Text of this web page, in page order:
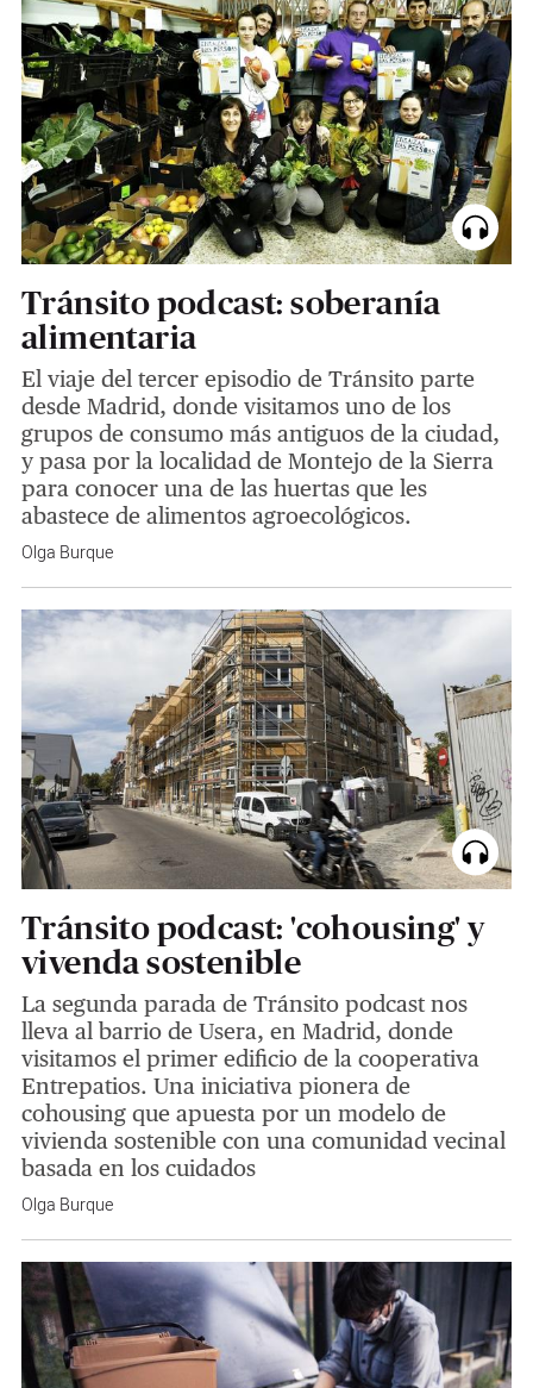
Tránsito podcast: soberanía
alimentaria
El viaje del tercer episodio de Tránsito parte
desde Madrid, donde visitamos uno de los
grupos de consumo más antiguos de la ciudad,
y pasa por la localidad de Montejo de la Sierra
para conocer una de las huertas que les
abastece de alimentos agroecológicos.
Olga Burque
Tránsito podcast: 'cohousing' y
vivenda sostenible
La segunda parada de Tránsito podcast nos
lleva al barrio de Usera, en Madrid, donde
visitamos el primer edificio de la cooperativa
Entrepatios. Una iniciativa pionera de
cohousing que apuesta por un modelo de
vivienda sostenible con una comunidad vecinal
basada en los cuidados
Olga Burque